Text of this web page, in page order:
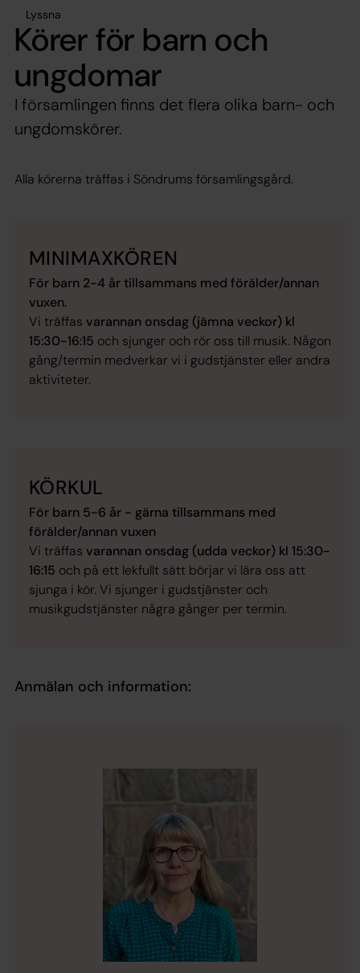
Lyssna
Körer för barn och
ungdomar
I församlingen finns det flera olika barn- och
ungdomskörer.
Alla körerna träffas i Söndrums församlingsgård.
MINIMAXKÖREN
För barn 2-4 år tillsammans med förälder/annan
vuxen.
Vi träffas varannan onsdag (jämna veckor) kl
15:30-16:15 och sjunger och rör oss till musik. Någon
gång/termin medverkar vi i gudstjänster eller andra
aktiviteter.
KÖRKUL
För barn 5-6 år - gärna tillsammans med
förälder/annan vuxen
Vi träffas varannan onsdag (udda veckor) kl 15:30-
16:15 och på ett lekfullt sätt börjar vi lära oss att
sjunga i kör. Vi sjunger i gudstjänster och
musikgudstjänster några gånger per termin.
Anmälan och information: